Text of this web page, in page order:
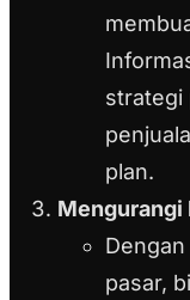
strategi
plan.
Mengurangi
pasar,